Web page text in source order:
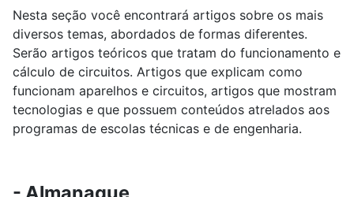
Nesta seção você encontrará artigos sobre os mais
diversos temas, abordados de formas diferentes.
Serão artigos teóricos que tratam do funcionamento e
cálculo de circuitos. Artigos que explicam como
funcionam aparelhos e circuitos, artigos que mostram
tecnologias e que possuem conteúdos atrelados aos
programas de escolas técnicas e de engenharia.